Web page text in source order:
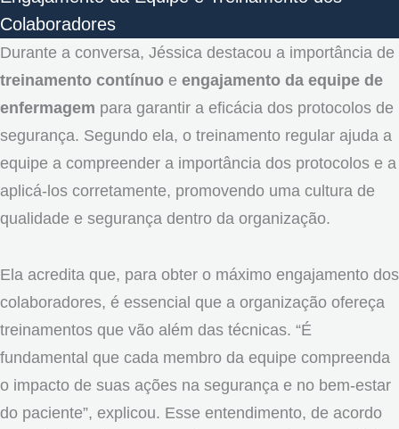
Colaboradores
Durante a conversa, Jéssica destacou a importância de
treinamento contínuo e engajamento da equipe de
enfermagem para garantir a eficácia dos protocolos de
segurança. Segundo ela, o treinamento regular ajuda a
equipe a compreender a importância dos protocolos e a
aplicá-los corretamente, promovendo uma cultura de
qualidade e segurança dentro da organização.
Ela acredita que, para obter o máximo engajamento dos
colaboradores, é essencial que a organização ofereça
treinamentos que vão além das técnicas. “É
fundamental que cada membro da equipe compreenda
o impacto de suas ações na segurança e no bem-estar
do paciente”, explicou. Esse entendimento, de acordo